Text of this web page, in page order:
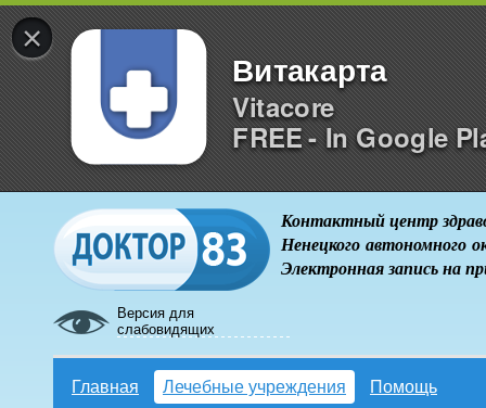
×
Витакарта
Vitacore
FREE - In Google
Версия для
слабовидящих
Контактный центр
Ненецкого автономного
Электронная запись на
Главная Лечебные учреждения Помощь